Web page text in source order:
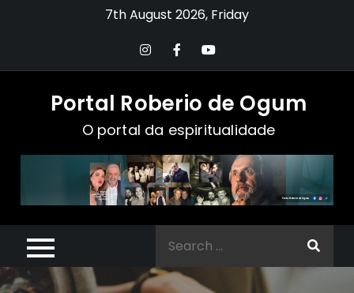
7th August 2026, Friday
Portal Roberio de Ogum
O portal da espiritualidade